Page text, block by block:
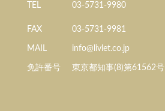
TEL 03-5731-9980
FAX 03-5731-9981
MAIL info@livlet.co.jp
免許番号 東京都知事(8)第61562号